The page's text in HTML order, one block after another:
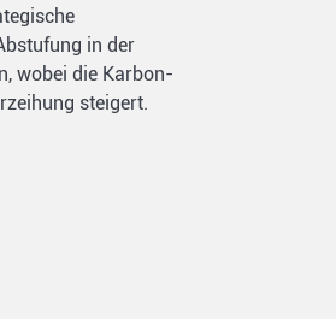
in der
wobei die Karbon-
steigert.